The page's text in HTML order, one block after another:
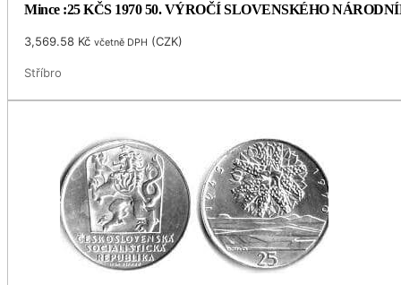
Mince :25 KČS 1970 50. VÝROČÍ SLOVENSKÉHO
3,569.58 Kč včetně DPH (CZK)
Stříbro